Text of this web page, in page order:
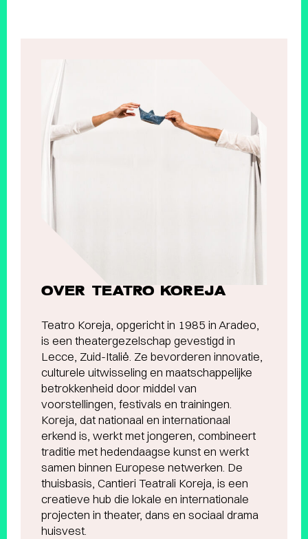
OVER TEATRO KOREJA
Teatro Koreja, opgericht in 1985 in Aradeo,
is een theatergezelschap gevestigd in
Lecce, Zuid-Italië. Ze bevorderen innovatie,
culturele uitwisseling en maatschappelijke
betrokkenheid door middel van
voorstellingen, festivals en trainingen.
Koreja, dat nationaal en internationaal
erkend is, werkt met jongeren, combineert
traditie met hedendaagse kunst en werkt
samen binnen Europese netwerken. De
thuisbasis, Cantieri Teatrali Koreja, is een
creatieve hub die lokale en internationale
projecten in theater, dans en sociaal drama
huisvest.